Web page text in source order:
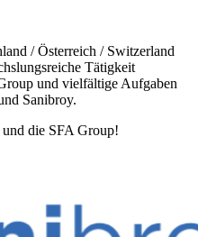
/ Österreich / Switzerland
Tätigkeit
und vielfältige Aufgaben
Sanibroy.
die SFA Group!